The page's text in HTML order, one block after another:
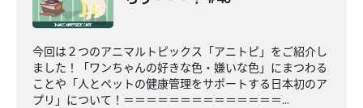
今回は２つのアニマルトピックス「アニトピ」をご紹介し
ました！「ワンちゃんの好きな色・嫌いな色」にまつわる
ことや「人とペットの健康管理をサポートする日本初のア
プリ」について！＝＝＝＝＝＝＝＝＝＝＝＝＝＝...